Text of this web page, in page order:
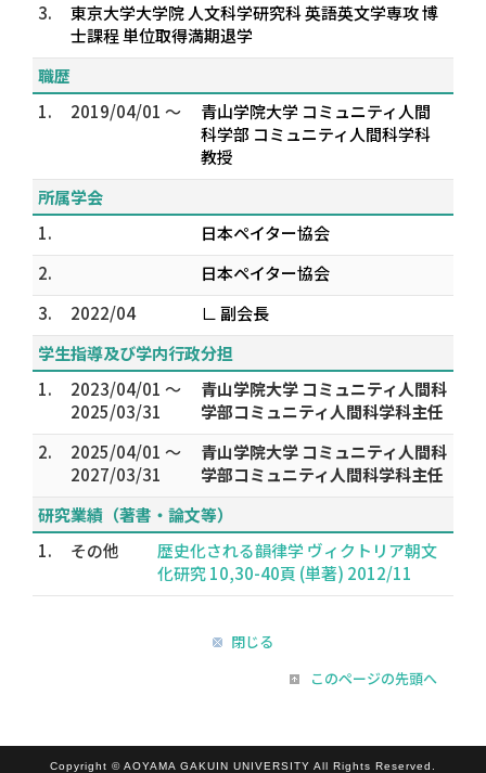
3.
東京大学大学院 人文科学研究科 英語英文学専攻 博
士課程 単位取得満期退学
職歴
1.
2019/04/01 ～
青山学院大学 コミュニティ人間
科学部 コミュニティ人間科学科
教授
所属学会
1.
日本ペイター協会
2.
日本ペイター協会
3.
2022/04
∟ 副会長
学生指導及び学内行政分担
1.
2023/04/01 ～
2025/03/31
青山学院大学 コミュニティ人間科
学部コミュニティ人間科学科主任
2.
2025/04/01 ～
2027/03/31
青山学院大学 コミュニティ人間科
学部コミュニティ人間科学科主任
研究業績（著書・論文等）
1.
その他
歴史化される韻律学 ヴィクトリア朝文
化研究 10,30-40頁 (単著) 2012/11
閉じる
このページの先頭へ
Copyright © AOYAMA GAKUIN UNIVERSITY All Rights Reserved.